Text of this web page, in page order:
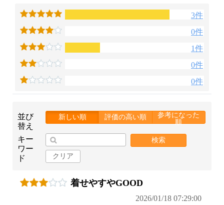
3件
0件
1件
0件
0件
並び
替え
新しい順 評価の高い順
参考になった
順
キー
ワー
ド
検索
クリア
着せやすやGOOD
2026/01/18 07:29:00